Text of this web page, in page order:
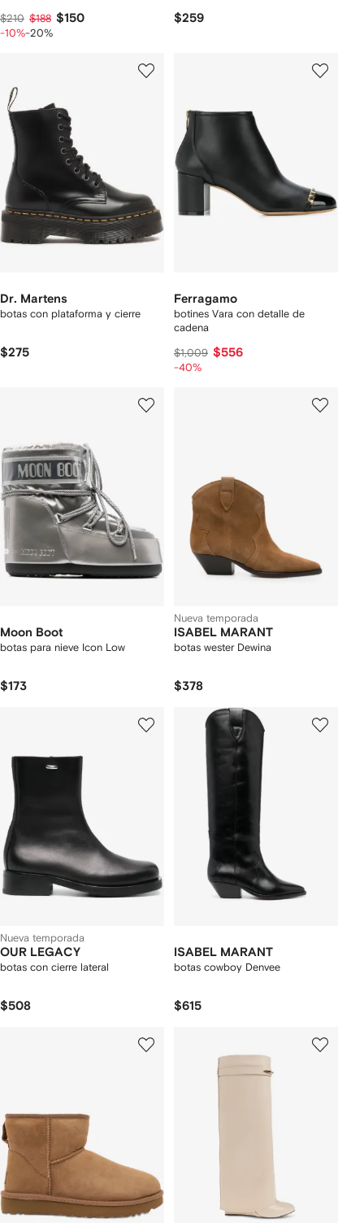
$210 $188 $150
-10%-20%
$259
Dr. Martens
botas con plataforma y cierre
$275
Ferragamo
botines Vara con detalle de
cadena
$1,009 $556
-40%
Moon Boot
botas para nieve Icon Low
$173
Nueva temporada
ISABEL MARANT
botas wester Dewina
$378
Nueva temporada
OUR LEGACY
botas con cierre lateral
$508
ISABEL MARANT
botas cowboy Denvee
$615